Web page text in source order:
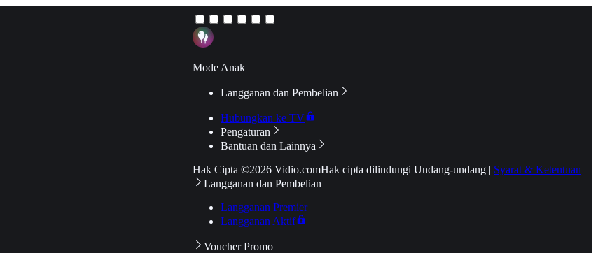
Mode Anak
Langganan dan Pembelian
Hubungkan ke TV
Pengaturan
Bantuan dan Lainnya
Hak Cipta ©2026 Vidio.comHak cipta dilindungi Undang-undang | Syarat & Ketentuan
Langganan dan Pembelian
Langganan Premier
Langganan Aktif
Voucher Promo